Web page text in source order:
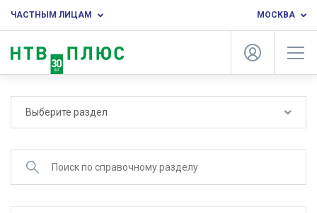
ЧАСТНЫМ ЛИЦАМ МОСКВА
Выберите раздел